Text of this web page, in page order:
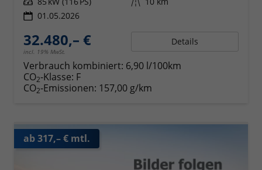
01.05.2026
32.480,– €
incl. 19% MwSt.
Details
Verbrauch kombiniert: 6,90 l/100km
CO2-Klasse: F
CO2-Emissionen: 157,00 g/km
ab 317,– € mtl.